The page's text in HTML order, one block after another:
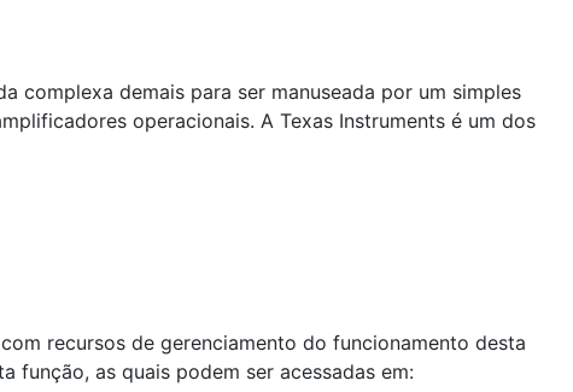
complexa demais para ser manuseada por um simples
operacionais. A Texas Instruments é um dos
recursos de gerenciamento do funcionamento desta
função, as quais podem ser acessadas em: